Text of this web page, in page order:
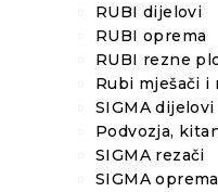
RUBI dijelovi
RUBI oprema
RUBI rezne
Rubi mješači i
SIGMA dijelovi
Podvozja,
SIGMA rezači
SIGMA oprema